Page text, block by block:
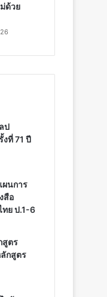
ด้วย
ป
ที่ 71 ปี
นการ
สือ
ทย ป.1-6
สูตร
กสูตร